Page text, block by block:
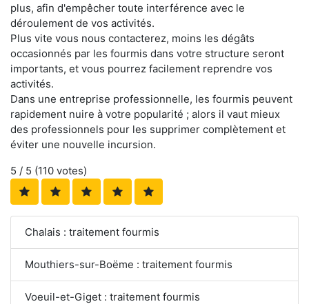
plus, afin d'empêcher toute interférence avec le
déroulement de vos activités.
Plus vite vous nous contacterez, moins les dégâts
occasionnés par les fourmis dans votre structure seront
importants, et vous pourrez facilement reprendre vos
activités.
Dans une entreprise professionnelle, les fourmis peuvent
rapidement nuire à votre popularité ; alors il vaut mieux
des professionnels pour les supprimer complètement et
éviter une nouvelle incursion.
5 / 5 (110 votes)
Chalais : traitement fourmis
Mouthiers-sur-Boëme : traitement fourmis
Voeuil-et-Giget : traitement fourmis